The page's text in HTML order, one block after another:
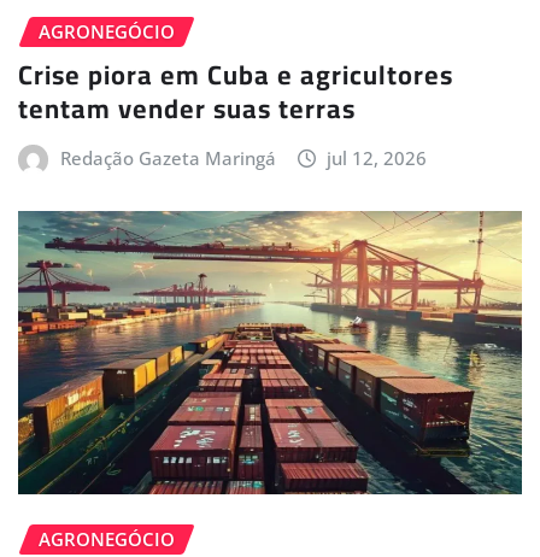
AGRONEGÓCIO
Crise piora em Cuba e agricultores
tentam vender suas terras
Redação Gazeta Maringá jul 12, 2026
AGRONEGÓCIO